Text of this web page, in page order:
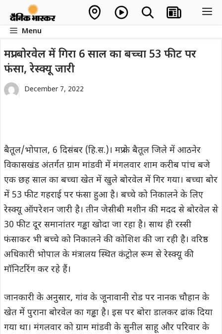
contentMenu
मप्रः बोरवेल में गिरा 6 साल का बच्चा 53 फीट पर
फंसा, रेस्क्यू जारी
December 7, 2022
बैतूल/भोपाल, 6 दिसंबर (हि.स.)। मप्र के बैतूल जिले में आठनेर
विकासखंड अंतर्गत ग्राम मांडवी में मंगलवार शाम करीब पांच बजे
एक छह साल का बच्चा खेत में खुले बोरवेल में गिर गया। बच्चा बोर
में 53 फीट गहराई पर फंसा हुआ है। बच्चे को निकालने के लिए
रेस्क्यू ऑपरेशन जारी है। तीन जेसीबी मशीन की मदद से बोरवेल से
30 फीट दूर समानांतर गड्ढा खोदा जा रहा है। साथ ही रस्सी
फंसाकर भी बच्चे को निकालने की कोशिश की जा रही है। वरिष्ठ
अधिकारी भोपाल के मंत्रालय स्थित कंट्रोल रूम से रेस्क्यू की
मॉनिटरिंग कर रहे हैं।
जानकारी के अनुसार, गांव के जूनावानी रोड पर नानक चौहान के
खेत में पुराना बोरवेल का गड्ढा है। इस पर बोरा डालकर ढांक दिया
गया था। मंगलवार को ग्राम मांडवी के सुनील साहू और परिवार के